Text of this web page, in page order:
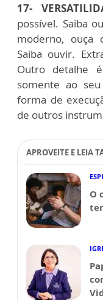
17-
possível. Saiba
moderno, ouça
Saiba ouvir.
Outro detalhe
somente ao
forma de
de outros
APROVEITE E LEIA
O